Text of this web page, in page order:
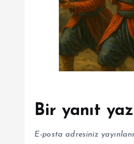
Bir yanıt
E-posta adresiniz